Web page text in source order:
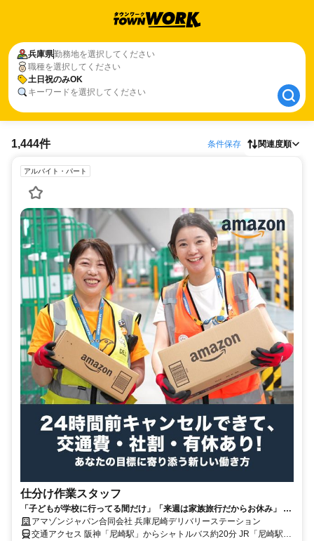
兵庫県勤務地を選択してください
職種を選択してください
土日祝のみOK
キーワードを選択してください
兵庫県
土日祝のみOK
1,444件 条件保存 関連度順
アルバイト・パート
仕分け作業スタッフ
「子どもが学校に行ってる間だけ」「来週は家族旅行だからお休み」 ぜ
～んぶアナタの都合で働いてOK！
アマゾンジャパン合同会社 兵庫尼崎デリバリーステーション
交通アクセス 阪神「尼崎駅」からシャトルバス約20分 JR「尼崎駅」